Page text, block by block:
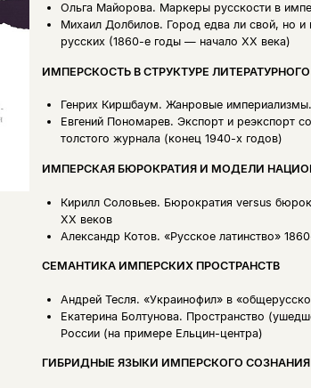
Ольга Майорова. Маркеры русскости в
Михаил Долбилов. Город едва ли свой, но
русских (1860-е годы — начало ХХ века)
ИМПЕРСКОСТЬ В СТРУКТУРЕ
Генрих Киршбаум. Жанровые
Евгений Пономарев. Экспорт и реэкспорт
толстого журнала (конец 1940-х годов)
ИМПЕРСКАЯ БЮРОКРАТИЯ И МОДЕЛИ
Кирилл Соловьев. Бюрократия versus
XX веков
Александр Котов. «Русское латинство»
СЕМАНТИКА ИМПЕРСКИХ ПРОСТРАНСТВ
Андрей Тесля. «Украинофил» в
Екатерина Болтунова. Пространство
России (на примере Ельцин-центра)
ГИБРИДНЫЕ ЯЗЫКИ ИМПЕРСКОГО СОЗНАНИЯ